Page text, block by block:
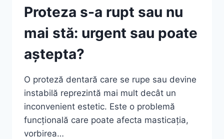
Proteza s-a rupt sau nu
mai stă: urgent sau poate
aștepta?
O proteză dentară care se rupe sau devine
instabilă reprezintă mai mult decât un
inconvenient estetic. Este o problemă
funcțională care poate afecta masticația,
vorbirea…